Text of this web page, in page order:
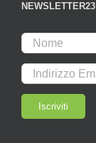
NEWSLETTER23